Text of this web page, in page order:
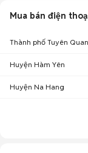
Mua bán điện
Thành phố Tuyên
Huyện Hàm Yên
Huyện Na Hang